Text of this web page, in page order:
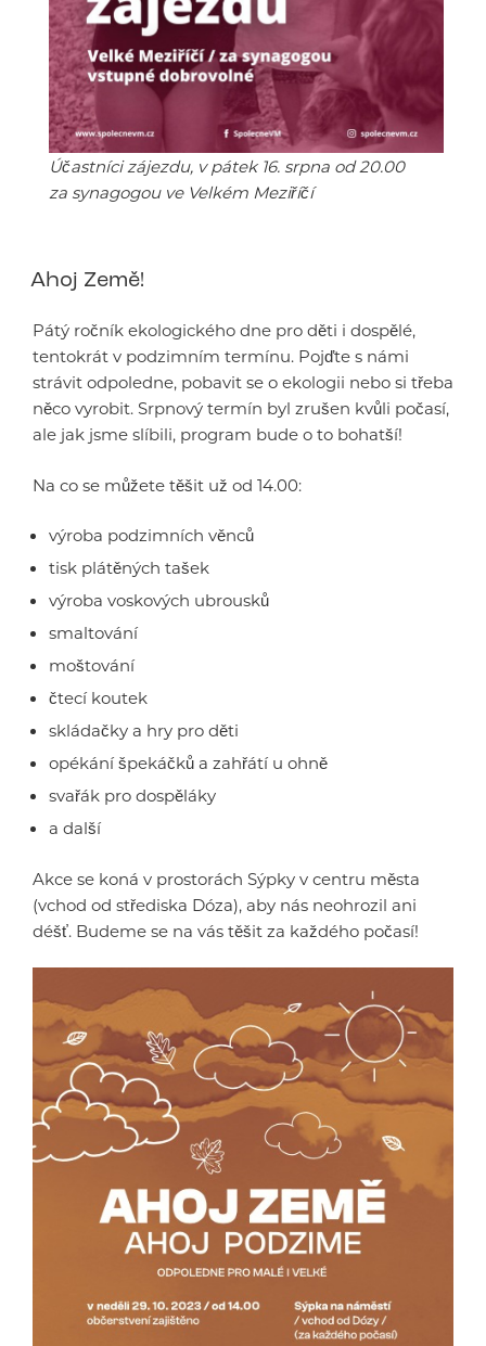
Účastníci zájezdu, v pátek 16. srpna od 20.00
za synagogou ve Velkém Meziříčí
Ahoj Země!
Pátý ročník ekologického dne pro děti i dospělé,
tentokrát v podzimním termínu. Pojďte s námi
strávit odpoledne, pobavit se o ekologii nebo si třeba
něco vyrobit. Srpnový termín byl zrušen kvůli počasí,
ale jak jsme slíbili, program bude o to bohatší!
Na co se můžete těšit už od 14.00:
výroba podzimních věnců
tisk plátěných tašek
výroba voskových ubrousků
smaltování
moštování
čtecí koutek
skládačky a hry pro děti
opékání špekáčků a zahřátí u ohně
svařák pro dospěláky
a další
Akce se koná v prostorách Sýpky v centru města
(vchod od střediska Dóza), aby nás neohrozil ani
déšť. Budeme se na vás těšit za každého počasí!